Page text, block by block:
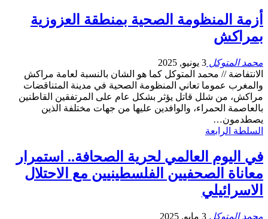
أزمة المنظومة الصحية بمنطقة العزوزية
بمراكش
محمد المتوكل 3 يونيو, 2025
الانتفاضة // محمد المتوكل كما هو الشان بالنسبة لعامة مراكش
والمغرب عموما تعاني المنظومة الصحية في مدينة المتناقضات
مراكش، من شلل قاتل يؤثر بشكل عام على المرتفقين القاطنين
بالعاصمة الحمراء، والوافدين عليها من جهات مختلفة الذين
يصطدمون…
السلطة الرابعة
في اليوم العالمي لحرية الصحافة.. استمرار
معاناة الصحفيين الفلسطينيين مع الاحتلال
الاسرائيلي
محمد المتوكل 3 مايو, 2025